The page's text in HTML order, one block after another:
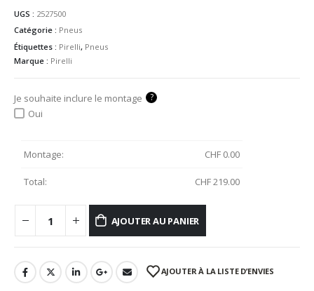
UGS : 2527500
Catégorie : Pneus
Étiquettes : Pirelli, Pneus
Marque : Pirelli
Je souhaite inclure le montage ?
Oui
Montage: CHF 0.00
Total: CHF219.00
AJOUTER AU PANIER
AJOUTER À LA LISTE D’ENVIES